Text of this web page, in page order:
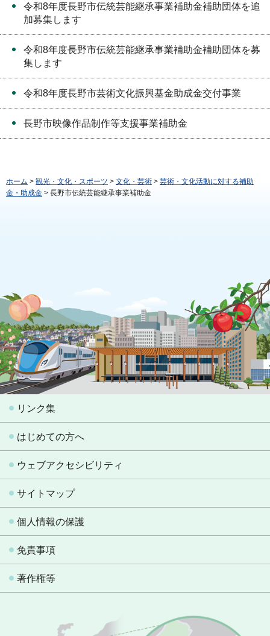
令和8年度長野市伝統芸能継承事業補助金補助団体を追
加募集します
令和8年度長野市伝統芸能継承事業補助金補助団体を募
集します
令和8年度長野市芸術文化振興基金助成金交付事業
長野市映像作品制作等支援事業補助金
ホーム > 観光・文化・スポーツ > 文化・芸術 > 芸術・文化活動に対する補助
金・助成金 > 長野市伝統芸能継承事業補助金
リンク集
はじめての方へ
ウェブアクセシビリティ
サイトマップ
個人情報の保護
免責事項
著作権等